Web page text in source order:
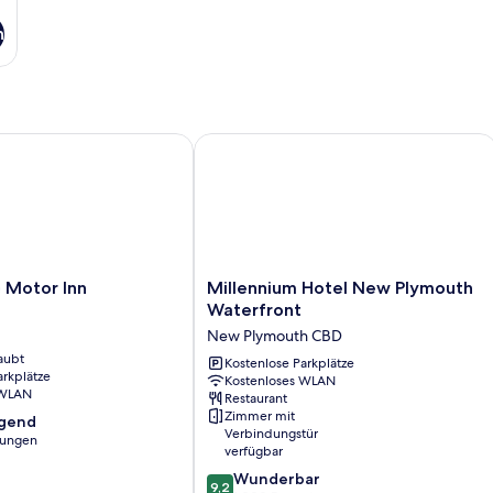
Motor Inn
Inn
Millennium
Hotel
Plymouth
Waterfront
New
Plymouth
CBD
Millennium Hotel New Plymouth
Waterfront
New Plymouth CBD
Kostenlose Parkplätze
Kostenloses WLAN
Restaurant
Zimmer mit
Verbindungstür
verfügbar
9.2
9,2 Wunderbar
Millennium Hotel New Plymouth